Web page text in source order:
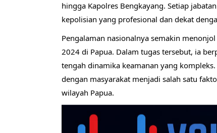
hingga Kapolres Bengkayang. Setiap
kepolisian yang profesional dan dekat
Pengalaman nasionalnya semakin
2024 di Papua. Dalam tugas tersebut, ia
tengah dinamika keamanan yang
dengan masyarakat menjadi salah satu
wilayah Papua.